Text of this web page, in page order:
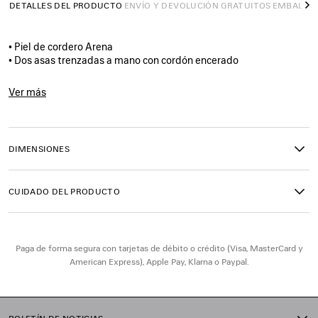
DETALLES DEL PRODUCTO ENVÍO Y DEVOLUCIÓN GRATUITOS
• Piel de cordero Arena
• Dos asas trenzadas a mano con cordón encerado
• Elemento de latón
• Doble cremallera lateral con extremos largos y tirador de piel
• Bolsillo delantero con cremallera con tirador de piel anudado
• 1 espejo extraíble
• Logotipo Balenciaga tono sobre tono repujado en el espejo
• Fabricado en Italia
Ver más
DIMENSIONES
CUIDADO DEL PRODUCTO
Paga de forma segura con tarjetas de débito o crédito (Visa, MasterCard y
American Express), Apple Pay, Klarna o Paypal.